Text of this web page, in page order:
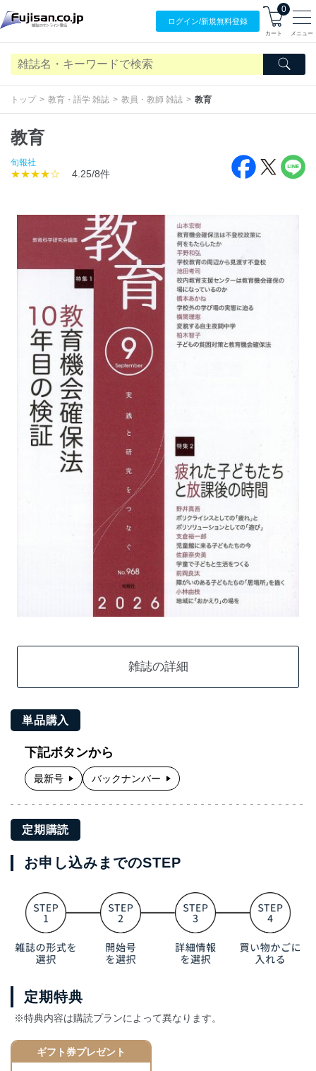
ログイン/新規無料登録
0
カート メニュー
トップ 教育・語学 雑誌 教員・教師 雑誌 教育
教育
旬報社
★★★★☆ 4.25/8件
雑誌の詳細
単品購入
下記ボタンから
最新号 バックナンバー
定期購読
お申し込みまでのSTEP
定期特典
※特典内容は購読プランによって異なります。
ギフト券プレゼント